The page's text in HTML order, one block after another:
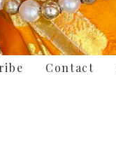
Contact